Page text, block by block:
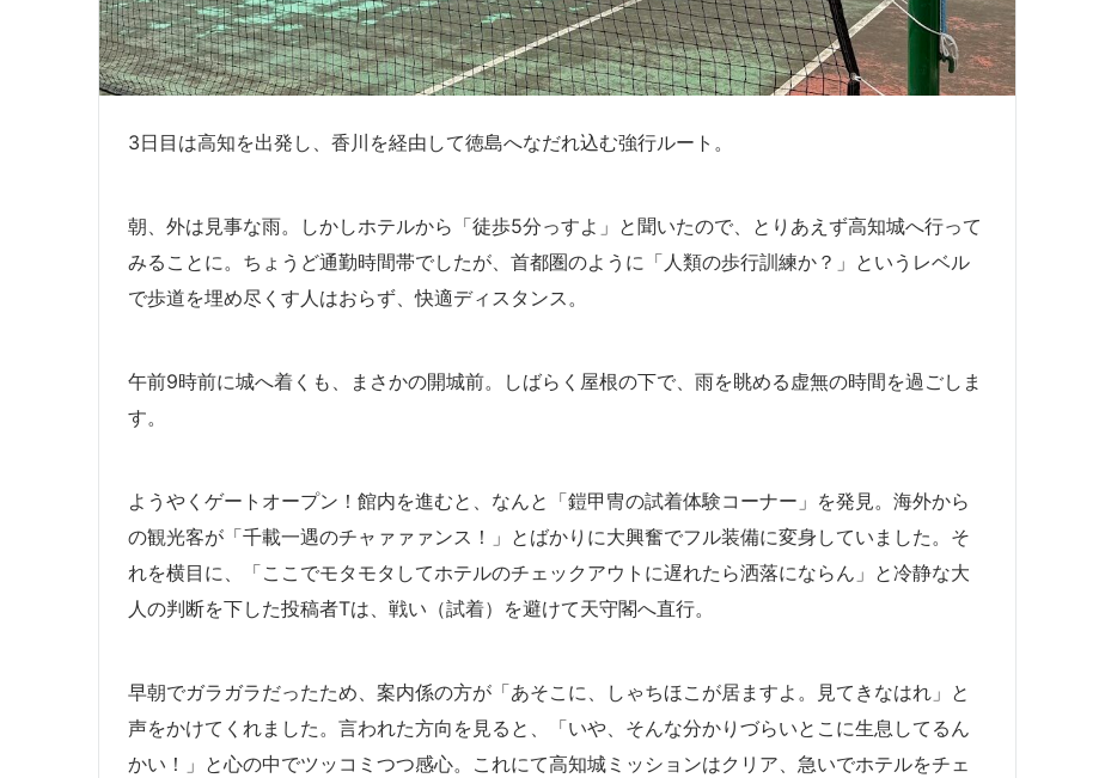
3日目は高知を出発し、香川を経由して徳島へなだれ込む強行ルート。
朝、外は見事な雨。しかしホテルから「徒歩5分っすよ」と聞いたので、とりあえず高知城へ行って
みることに。ちょうど通勤時間帯でしたが、首都圏のように「人類の歩行訓練か？」というレベル
で歩道を埋め尽くす人はおらず、快適ディスタンス。
午前9時前に城へ着くも、まさかの開城前。しばらく屋根の下で、雨を眺める虚無の時間を過ごしま
す。
ようやくゲートオープン！館内を進むと、なんと「鎧甲冑の試着体験コーナー」を発見。海外から
の観光客が「千載一遇のチャァァァンス！」とばかりに大興奮でフル装備に変身していました。そ
れを横目に、「ここでモタモタしてホテルのチェックアウトに遅れたら洒落にならん」と冷静な大
人の判断を下した投稿者Tは、戦い（試着）を避けて天守閣へ直行。
早朝でガラガラだったため、案内係の方が「あそこに、しゃちほこが居ますよ。見てきなはれ」と
声をかけてくれました。言われた方向を見ると、「いや、そんな分かりづらいとこに生息してるん
かい！」と心の中でツッコミつつ感心。これにて高知城ミッションはクリア、急いでホテルをチェ